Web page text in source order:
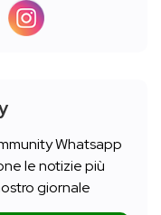
Whatsapp
le notizie più
giornale